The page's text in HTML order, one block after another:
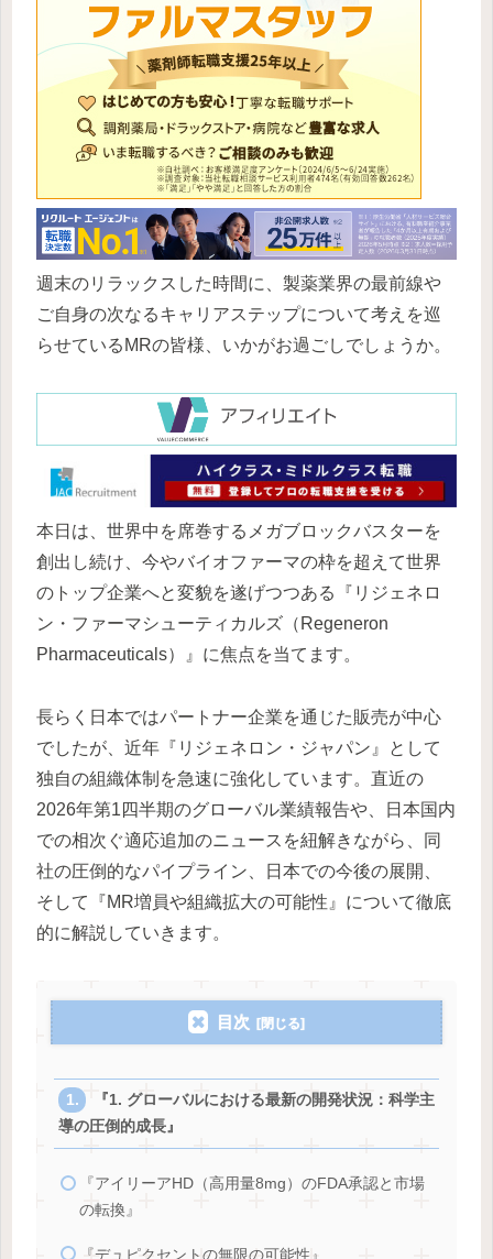
週末のリラックスした時間に、製薬業界の最前線や
ご自身の次なるキャリアステップについて考えを巡
らせているMRの皆様、いかがお過ごしでしょうか。
本日は、世界中を席巻するメガブロックバスターを
創出し続け、今やバイオファーマの枠を超えて世界
のトップ企業へと変貌を遂げつつある『リジェネロ
ン・ファーマシューティカルズ（Regeneron
Pharmaceuticals）』に焦点を当てます。
長らく日本ではパートナー企業を通じた販売が中心
でしたが、近年『リジェネロン・ジャパン』として
独自の組織体制を急速に強化しています。直近の
2026年第1四半期のグローバル業績報告や、日本国内
での相次ぐ適応追加のニュースを紐解きながら、同
社の圧倒的なパイプライン、日本での今後の展開、
そして『MR増員や組織拡大の可能性』について徹底
的に解説していきます。
目次
『1. グローバルにおける最新の開発状況：科学主
導の圧倒的成長』
『アイリーアHD（高用量8mg）のFDA承認と市場
の転換』
『デュピクセントの無限の可能性』